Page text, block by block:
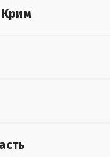
Крим